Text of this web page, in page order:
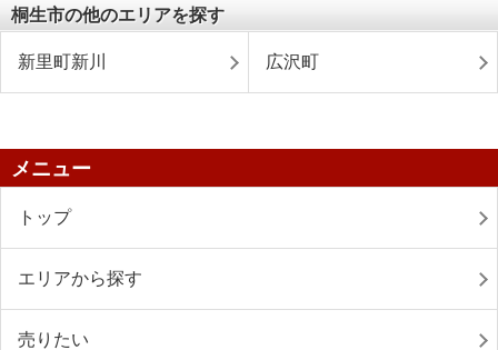
桐生市の他のエリアを探す
新里町新川 広沢町
メニュー
トップ
エリアから探す
売りたい